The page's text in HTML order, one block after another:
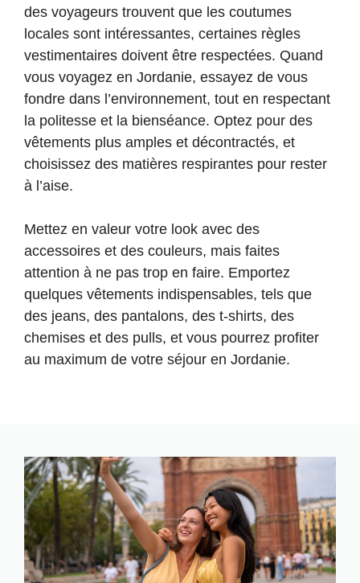
des voyageurs trouvent que les coutumes
locales sont intéressantes, certaines règles
vestimentaires doivent être respectées. Quand
vous voyagez en Jordanie, essayez de vous
fondre dans l’environnement, tout en respectant
la politesse et la bienséance. Optez pour des
vêtements plus amples et décontractés, et
choisissez des matières respirantes pour rester
à l’aise.
Mettez en valeur votre look avec des
accessoires et des couleurs, mais faites
attention à ne pas trop en faire. Emportez
quelques vêtements indispensables, tels que
des jeans, des pantalons, des t-shirts, des
chemises et des pulls, et vous pourrez profiter
au maximum de votre séjour en Jordanie.